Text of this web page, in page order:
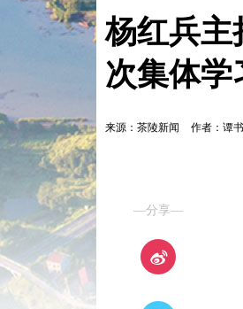
杨红兵主
次集体学
来源：茶陵新闻 作者：谭
—分享—